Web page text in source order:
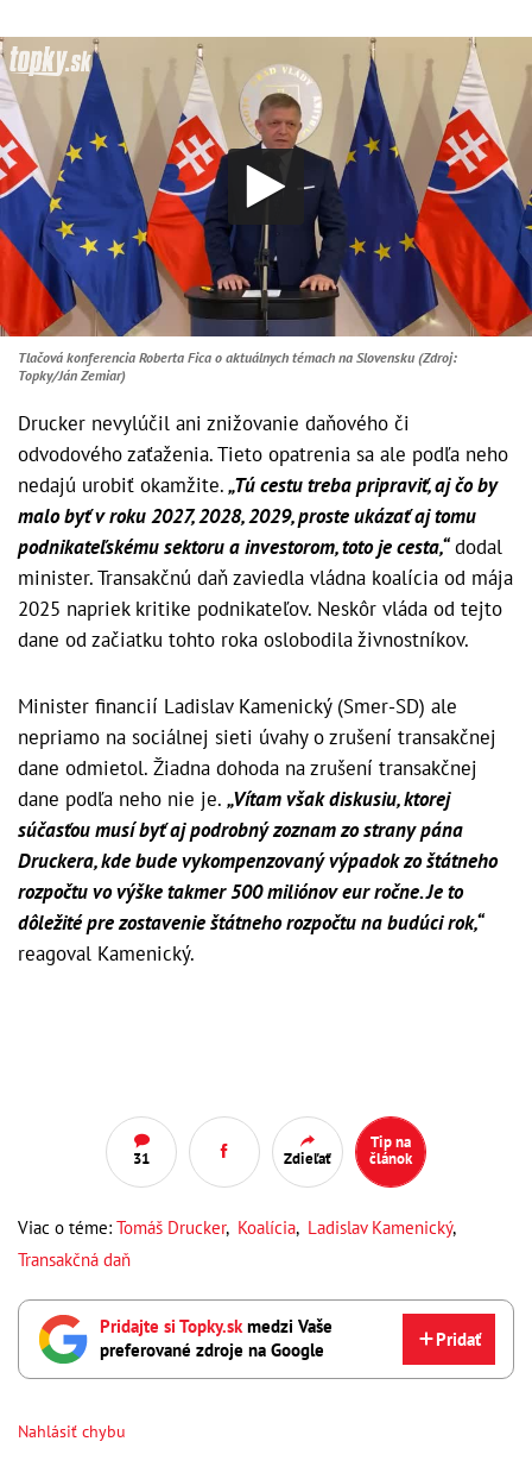
Tlačová konferencia Roberta Fica o aktuálnych témach na Slovensku (Zdroj:
Topky/Ján Zemiar)
Drucker nevylúčil ani znižovanie daňového či
odvodového zaťaženia. Tieto opatrenia sa ale podľa neho
nedajú urobiť okamžite.„Tú cestu treba pripraviť, aj čo by
malo byť v roku 2027, 2028, 2029, proste ukázať aj tomu
podnikateľskému sektoru a investorom, toto je cesta,“dodal
minister. Transakčnú daň zaviedla vládna koalícia od mája
2025 napriek kritike podnikateľov. Neskôr vláda od tejto
dane od začiatku tohto roka oslobodila živnostníkov.
Minister financií Ladislav Kamenický (Smer-SD) ale
nepriamo na sociálnej sieti úvahy o zrušení transakčnej
dane odmietol. Žiadna dohoda na zrušení transakčnej
dane podľa neho nie je. „Vítam však diskusiu, ktorej
súčasťou musí byť aj podrobný zoznam zo strany pána
Druckera, kde bude vykompenzovaný výpadok zo štátneho
rozpočtu vo výške takmer 500 miliónov eur ročne. Je to
dôležité pre zostavenie štátneho rozpočtu na budúci rok,“
reagoval Kamenický.
31 Zdieľať
Tip na
článok
Viac o téme: Tomáš Drucker, Koalícia, Ladislav Kamenický,
Transakčná daň
Pridajte si Topky.skmedzi Vaše
preferované zdroje na Google
Pridať
Nahlásiť chybu